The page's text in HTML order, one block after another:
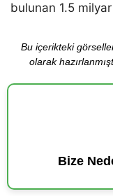
bulunan 1.5 milyar
Bu içerikteki
olarak
Bize